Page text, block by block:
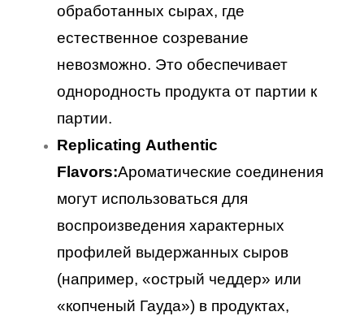
обработанных сырах, где
естественное созревание
невозможно. Это обеспечивает
однородность продукта от партии к
партии.
Replicating Authentic
Flavors:Ароматические соединения
могут использоваться для
воспроизведения характерных
профилей выдержанных сыров
(например, «острый чеддер» или
«копченый Гауда») в продуктах,